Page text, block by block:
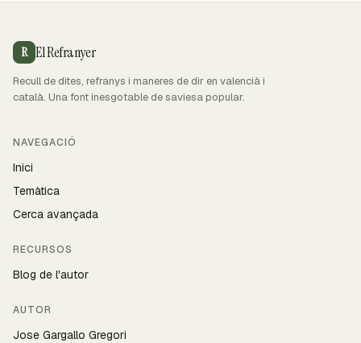
R El Refranyer
Recull de dites, refranys i maneres de dir en valencià i
català. Una font inesgotable de saviesa popular.
NAVEGACIÓ
Inici
Temàtica
Cerca avançada
RECURSOS
Blog de l'autor
AUTOR
Jose Gargallo Gregori